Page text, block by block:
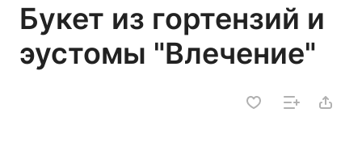
Букет из гортензий и
эустомы "Влечение"